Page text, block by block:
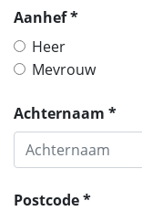
Aanhef *
Heer
Mevrouw
Achternaam *
Postcode *